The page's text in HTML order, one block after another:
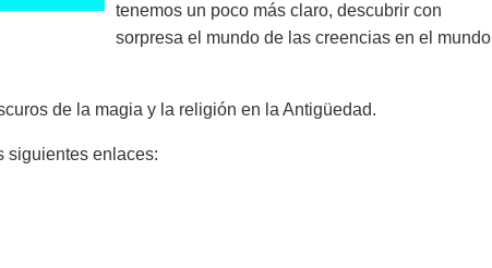
tenemos un poco más claro, descubrir con
sorpresa el mundo de las creencias en el mundo
de la magia y la religión en la Antigüedad.
siguientes enlaces: